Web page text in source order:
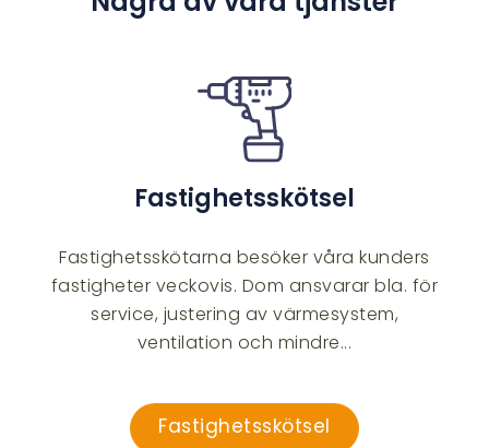
Fastighetsskötsel
Fastighetsskötarna besöker våra kunders
fastigheter veckovis. Dom ansvarar bla. för
service, justering av värmesystem,
ventilation och mindre...
Fastighetsskötsel